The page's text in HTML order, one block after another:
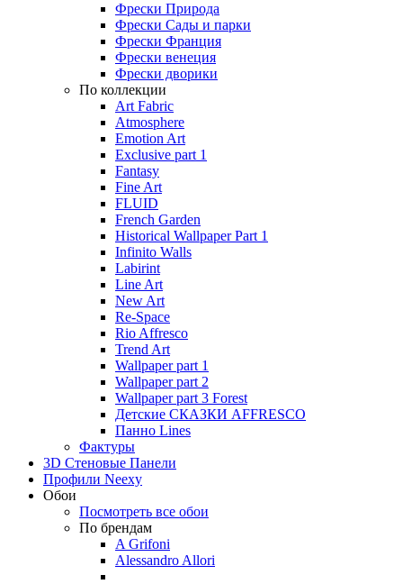
Фрески Природа
Фрески Сады и парки
Фрески Франция
Фрески венеция
Фрески дворики
По коллекции
Art Fabric
Atmosphere
Emotion Art
Exclusive part 1
Fantasy
Fine Art
FLUID
French Garden
Historical Wallpaper Part 1
Infinito Walls
Labirint
Line Art
New Art
Re-Space
Rio Affresco
Trend Art
Wallpaper part 1
Wallpaper part 2
Wallpaper part 3 Forest
Детские СКАЗКИ AFFRESCO
Панно Lines
Фактуры
3D Стеновые Панели
Профили Neexy
Обои
Посмотреть все обои
По брендам
A Grifoni
Alessandro Allori